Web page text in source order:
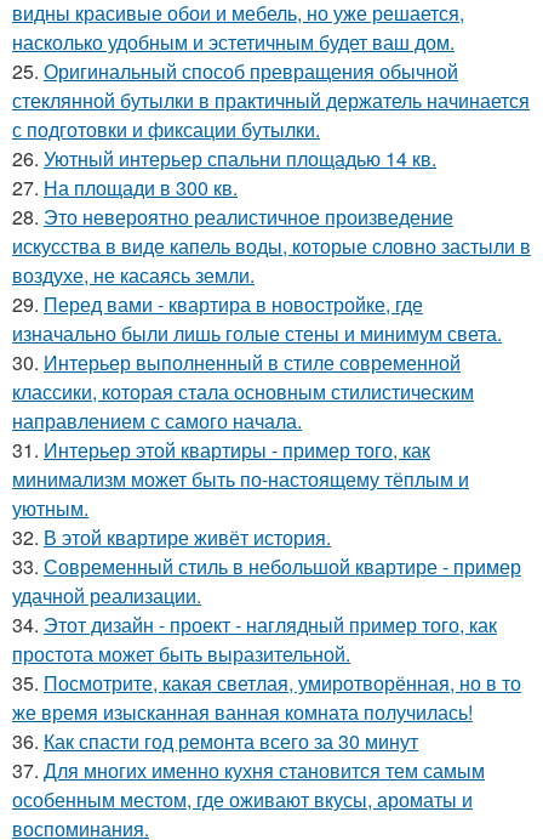
видны красивые обои и мебель, но уже решается,
насколько удобным и эстетичным будет ваш дом.
25. Оригинальный способ превращения обычной
стеклянной бутылки в практичный держатель начинается
с подготовки и фиксации бутылки.
26. Уютный интерьер спальни площадью 14 кв.
27. На площади в 300 кв.
28. Это невероятно реалистичное произведение
искусства в виде капель воды, которые словно застыли в
воздухе, не касаясь земли.
29. Перед вами - квартира в новостройке, где
изначально были лишь голые стены и минимум света.
30. Интерьер выполненный в стиле современной
классики, которая стала основным стилистическим
направлением с самого начала.
31. Интерьер этой квартиры - пример того, как
минимализм может быть по-настоящему тёплым и
уютным.
32. В этой квартире живёт история.
33. Современный стиль в небольшой квартире - пример
удачной реализации.
34. Этот дизайн - проект - наглядный пример того, как
простота может быть выразительной.
35. Посмотрите, какая светлая, умиротворённая, но в то
же время изысканная ванная комната получилась!
36. Как спасти год ремонта всего за 30 минут
37. Для многих именно кухня становится тем самым
особенным местом, где оживают вкусы, ароматы и
воспоминания.